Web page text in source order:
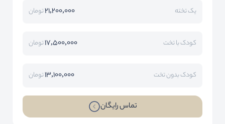
یک تخته 21,200,000تومان
کودک با تخت 17,500,000تومان
کودک بدون تخت 13,100,000تومان
تماس رایگان